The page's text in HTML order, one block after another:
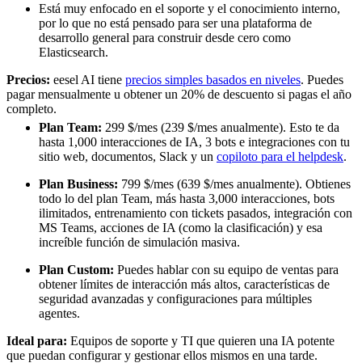
Está muy enfocado en el soporte y el conocimiento interno,
por lo que no está pensado para ser una plataforma de
desarrollo general para construir desde cero como
Elasticsearch.
Precios: eesel AI tiene precios simples basados en niveles. Puedes
pagar mensualmente u obtener un 20% de descuento si pagas el año
completo.
Plan Team: 299 $/mes (239 $/mes anualmente). Esto te da
hasta 1,000 interacciones de IA, 3 bots e integraciones con tu
sitio web, documentos, Slack y un copiloto para el helpdesk.
Plan Business: 799 $/mes (639 $/mes anualmente). Obtienes
todo lo del plan Team, más hasta 3,000 interacciones, bots
ilimitados, entrenamiento con tickets pasados, integración con
MS Teams, acciones de IA (como la clasificación) y esa
increíble función de simulación masiva.
Plan Custom: Puedes hablar con su equipo de ventas para
obtener límites de interacción más altos, características de
seguridad avanzadas y configuraciones para múltiples
agentes.
Ideal para: Equipos de soporte y TI que quieren una IA potente
que puedan configurar y gestionar ellos mismos en una tarde.